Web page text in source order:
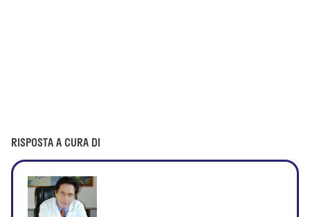
RISPOSTA A CURA DI